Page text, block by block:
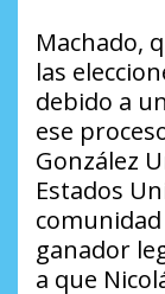
Machado,
las
debido a
ese
González
Estados
ganador
a que